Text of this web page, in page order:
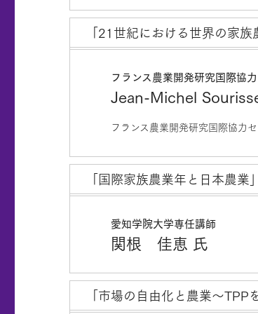
「21世紀における世界の家族
フランス農業開発研究国際協
Jean-Michel
フランス農業開発研究国際協力
「国際家族農業年と日本農業」
愛知学院大学専任講師
関根 佳恵 氏
「市場の自由化と農業～TPP